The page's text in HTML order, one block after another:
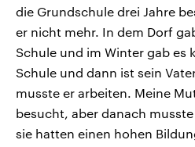
die Grundschule drei Jahre
er nicht mehr. In dem Dorf
Schule und im Winter gab es
Schule und dann ist sein
musste er arbeiten. Meine
besucht, aber danach
sie hatten einen hohen